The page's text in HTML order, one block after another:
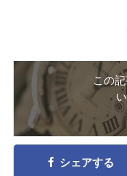
この
シェアする